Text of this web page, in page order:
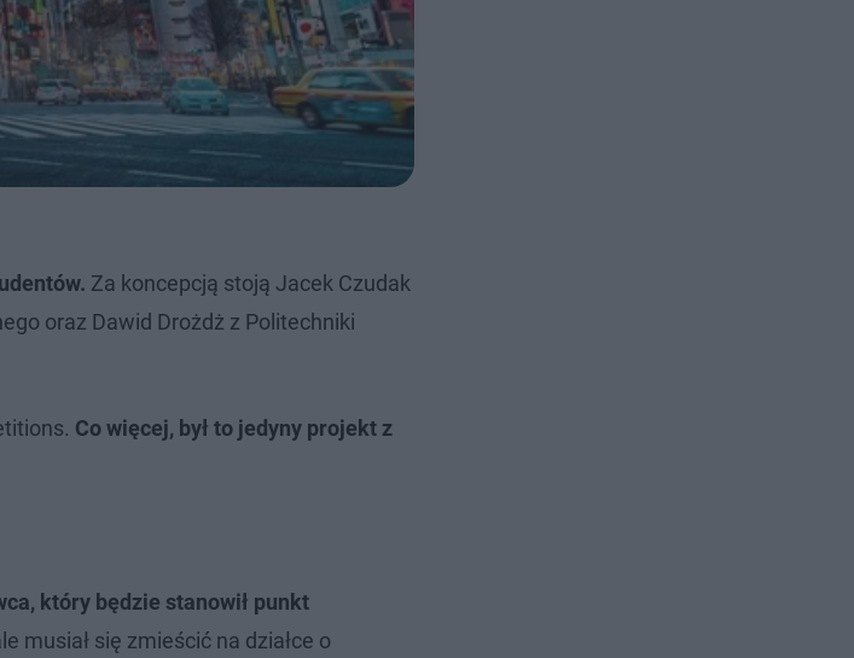
Za koncepcją stoją Jacek Czudak
oraz Dawid Drożdż z Politechniki
Co więcej, był to jedyny projekt z
który będzie stanowił punkt
musiał się zmieścić na działce o